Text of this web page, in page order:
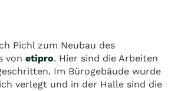
Pichl zum Neubau des
von etipro. Hier sind die Arbeiten
Im Bürogebäude wurde
verlegt und in der Halle sind die